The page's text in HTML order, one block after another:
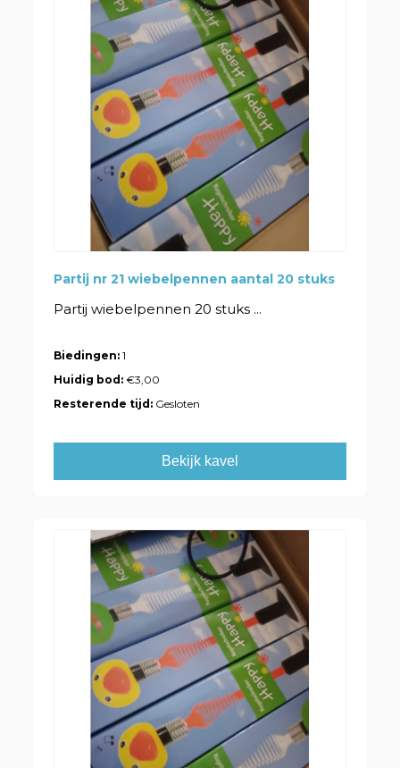
Partij nr 21 wiebelpennen aantal 20 stuks
Partij wiebelpennen 20 stuks ...
Biedingen: 1
Huidig bod:€3,00
Resterende tijd: Gesloten
Bekijk kavel